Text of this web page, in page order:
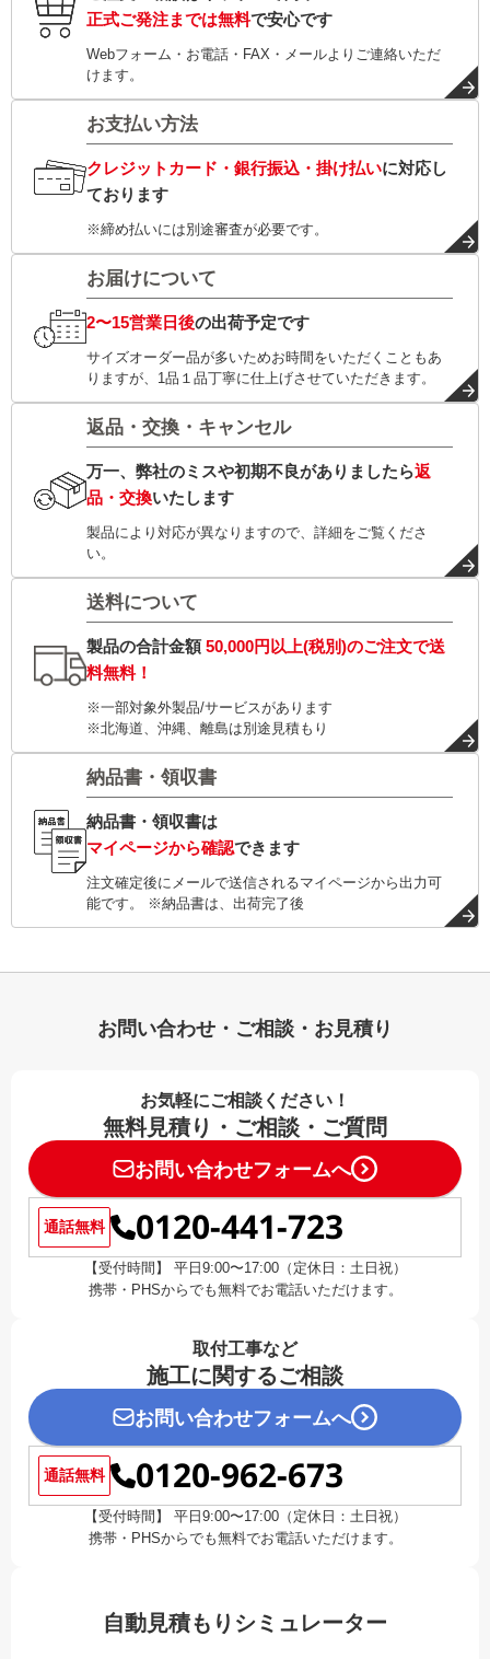
正式ご発注までは無料で安心です
Webフォーム・お電話・FAX・メールよりご連絡いただ
けます。
お支払い方法
クレジットカード・銀行振込・掛け払いに対応し
ております
※締め払いには別途審査が必要です。
お届けについて
2〜15営業日後の出荷予定です
サイズオーダー品が多いためお時間をいただくこともあ
りますが、1品１品丁寧に仕上げさせていただきます。
返品・交換・キャンセル
万一、弊社のミスや初期不良がありましたら返
品・交換いたします
製品により対応が異なりますので、詳細をご覧くださ
い。
送料について
製品の合計金額50,000円以上(税別)のご注文で送
料無料！
※一部対象外製品/サービスがあります
※北海道、沖縄、離島は別途見積もり
納品書・領収書
納品書・領収書は
マイページから確認できます
注文確定後にメールで送信されるマイページから出力可
能です。 ※納品書は、出荷完了後
お問い合わせ・ご相談・お見積り
お気軽にご相談ください！
無料見積り・ご相談・ご質問
お問い合わせフォームへ
通話無料 0120-441-723
【受付時間】 平日9:00〜17:00（定休日：土日祝）
携帯・PHSからでも無料でお電話いただけます。
取付工事など
施工に関するご相談
お問い合わせフォームへ
通話無料 0120-962-673
【受付時間】 平日9:00〜17:00（定休日：土日祝）
携帯・PHSからでも無料でお電話いただけます。
自動見積もりシミュレーター